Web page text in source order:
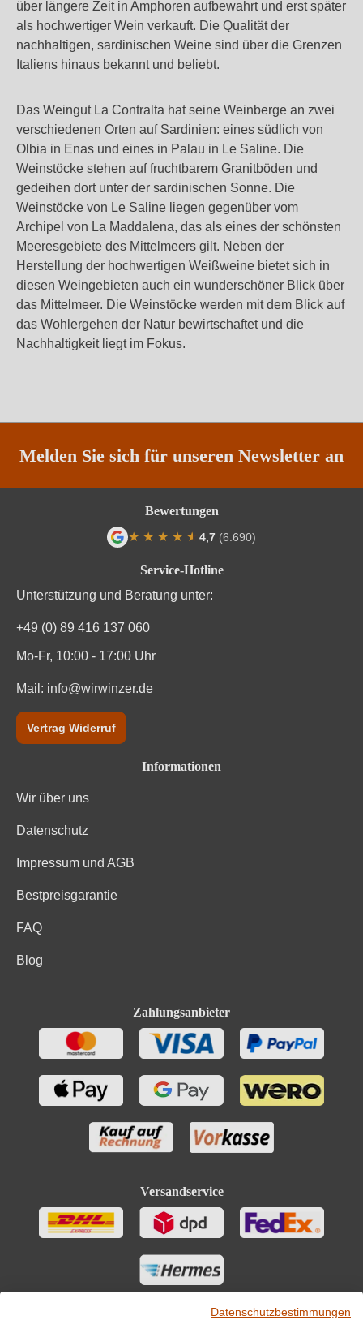
über längere Zeit in Amphoren aufbewahrt und erst später
als hochwertiger Wein verkauft. Die Qualität der
nachhaltigen, sardinischen Weine sind über die Grenzen
Italiens hinaus bekannt und beliebt.
Das Weingut La Contralta hat seine Weinberge an zwei
verschiedenen Orten auf Sardinien: eines südlich von
Olbia in Enas und eines in Palau in Le Saline. Die
Weinstöcke stehen auf fruchtbarem Granitböden und
gedeihen dort unter der sardinischen Sonne. Die
Weinstöcke von Le Saline liegen gegenüber vom
Archipel von La Maddalena, das als eines der schönsten
Meeresgebiete des Mittelmeers gilt. Neben der
Herstellung der hochwertigen Weißweine bietet sich in
diesen Weingebieten auch ein wunderschöner Blick über
das Mittelmeer. Die Weinstöcke werden mit dem Blick auf
das Wohlergehen der Natur bewirtschaftet und die
Nachhaltigkeit liegt im Fokus.
Melden Sie sich für unseren Newsletter an
Service-Hotline
Unterstützung und Beratung unter:
+49 (0) 89 416 137 060
Mo-Fr, 10:00 - 17:00 Uhr
Mail: info@wirwinzer.de
Vertrag Widerruf
Informationen
Wir über uns
Datenschutz
Impressum und AGB
Bestpreisgarantie
FAQ
Blog
Zahlungsanbieter
Versandservice
Bewertungen
★ ★ ★ ★ ★
★ 4,7 (6.690)
Datenschutzbestimmungen